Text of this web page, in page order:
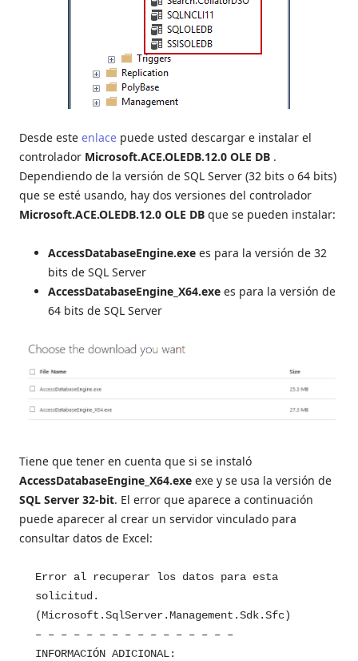
Desde este enlace puede usted descargar e instalar el
controlador Microsoft.ACE.OLEDB.12.0 OLE DB .
Dependiendo de la versión de SQL Server (32 bits o 64 bits)
que se esté usando, hay dos versiones del controlador
Microsoft.ACE.OLEDB.12.0 OLE DB que se pueden instalar:
AccessDatabaseEngine.exe es para la versión de 32
bits de SQL Server
AccessDatabaseEngine_X64.exe es para la versión de
64 bits de SQL Server
Tiene que tener en cuenta que si se instaló
AccessDatabaseEngine_X64.exe exe y se usa la versión de
SQL Server 32-bit. El error que aparece a continuación
puede aparecer al crear un servidor vinculado para
consultar datos de Excel:
Error al recuperar los datos para esta
solicitud.
(Microsoft.SqlServer.Management.Sdk.Sfc)
– – – – – – – – – – – – – – – –
INFORMACIÓN ADICIONAL: